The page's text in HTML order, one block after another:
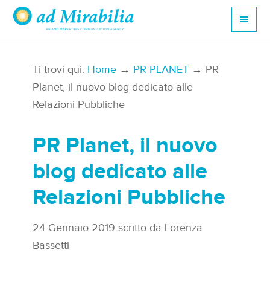
Ti trovi qui: Home → PR PLANET → PR
Planet, il nuovo blog dedicato alle
Relazioni Pubbliche
PR Planet, il nuovo
blog dedicato alle
Relazioni Pubbliche
24 Gennaio 2019 scritto da Lorenza
Bassetti